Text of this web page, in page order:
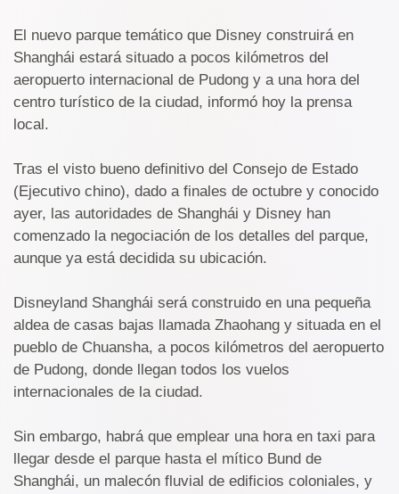
El nuevo parque temático que Disney construirá en
Shanghái estará situado a pocos kilómetros del
aeropuerto internacional de Pudong y a una hora del
centro turístico de la ciudad, informó hoy la prensa
local.
Tras el visto bueno definitivo del Consejo de Estado
(Ejecutivo chino), dado a finales de octubre y conocido
ayer, las autoridades de Shanghái y Disney han
comenzado la negociación de los detalles del parque,
aunque ya está decidida su ubicación.
Disneyland Shanghái será construido en una pequeña
aldea de casas bajas llamada Zhaohang y situada en el
pueblo de Chuansha, a pocos kilómetros del aeropuerto
de Pudong, donde llegan todos los vuelos
internacionales de la ciudad.
Sin embargo, habrá que emplear una hora en taxi para
llegar desde el parque hasta el mítico Bund de
Shanghái, un malecón fluvial de edificios coloniales, y